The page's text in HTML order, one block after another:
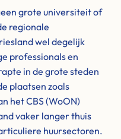
grote universiteit of
regionale
wel degelijk
professionals en
in de grote steden
plaatsen zoals
het CBS (WoON)
vaker langer thuis
huursectoren.